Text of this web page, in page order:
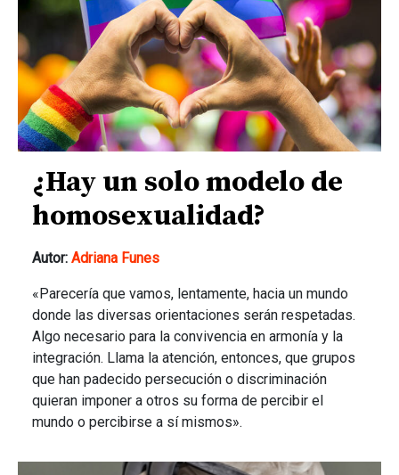
¿Hay un solo modelo de
homosexualidad?
Autor: Adriana Funes
«Parecería que vamos, lentamente, hacia un mundo
donde las diversas orientaciones serán respetadas.
Algo necesario para la convivencia en armonía y la
integración. Llama la atención, entonces, que grupos
que han padecido persecución o discriminación
quieran imponer a otros su forma de percibir el
mundo o percibirse a sí mismos».